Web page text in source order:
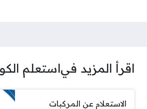
اقرأ المزيد فياستعلم
الاستعلام عن المركبات